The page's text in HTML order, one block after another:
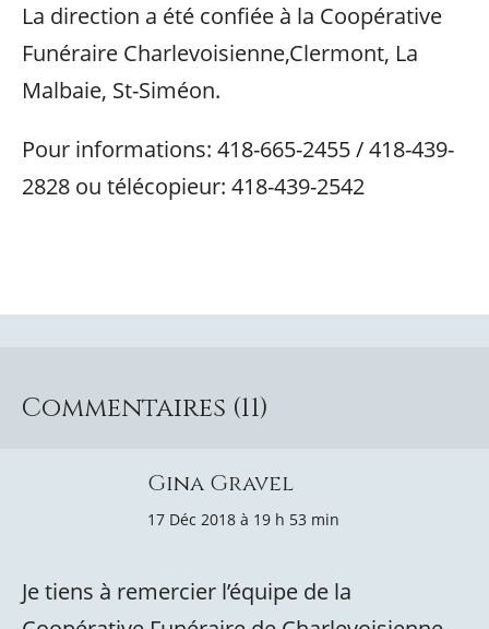
La direction a été confiée à la Coopérative
Funéraire Charlevoisienne,Clermont, La
Malbaie, St-Siméon.
Pour informations: 418-665-2455 / 418-439-
2828 ou télécopieur: 418-439-2542
Commentaires (11)
Gina Gravel
17 Déc 2018 à 19 h 53 min
Je tiens à remercier l’équipe de la